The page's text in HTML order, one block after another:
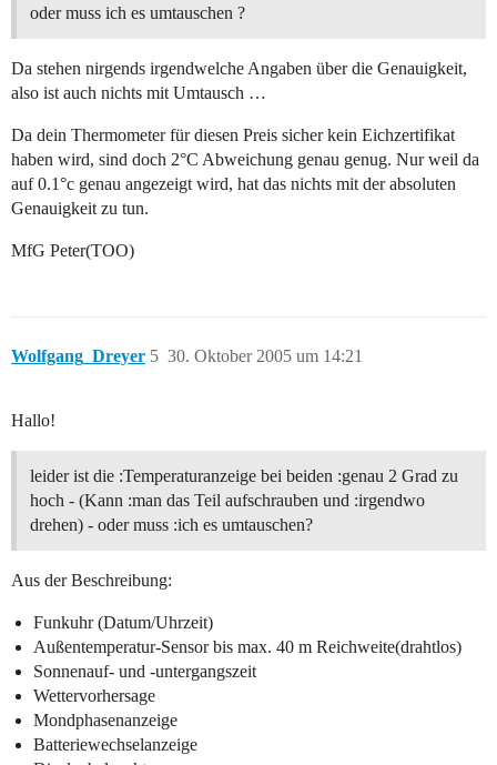
oder muss ich es umtauschen ?
Da stehen nirgends irgendwelche Angaben über die Genauigkeit,
also ist auch nichts mit Umtausch …
Da dein Thermometer für diesen Preis sicher kein Eichzertifikat
haben wird, sind doch 2°C Abweichung genau genug. Nur weil da
auf 0.1°c genau angezeigt wird, hat das nichts mit der absoluten
Genauigkeit zu tun.
MfG Peter(TOO)
Wolfgang_Dreyer 30. Oktober 2005 um 14:21
5
Hallo!
leider ist die :Temperaturanzeige bei beiden :genau 2 Grad zu
hoch - (Kann :man das Teil aufschrauben und :irgendwo
drehen) - oder muss :ich es umtauschen?
Aus der Beschreibung:
Funkuhr (Datum/Uhrzeit)
Außentemperatur-Sensor bis max. 40 m Reichweite(drahtlos)
Sonnenauf- und -untergangszeit
Wettervorhersage
Mondphasenanzeige
Batteriewechselanzeige